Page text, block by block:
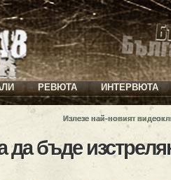
РЕВЮТА ИНТЕРВЮТА
Излезе най-новият
да бъде